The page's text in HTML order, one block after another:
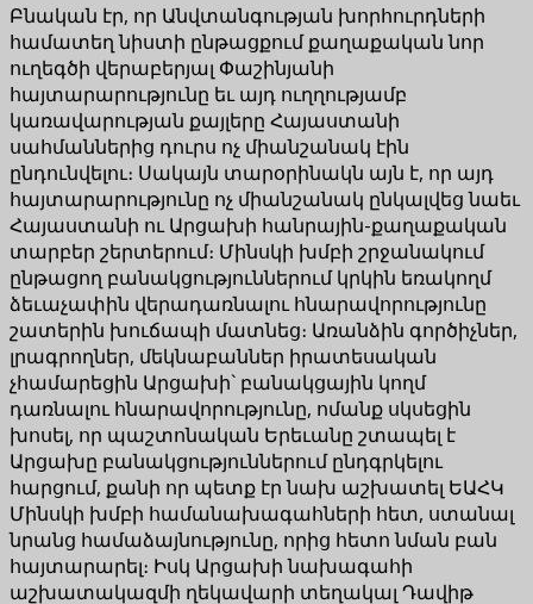
Բնական էր, որ Անվտանգության խորհուրդների
համատեղ նիստի ընթացքում քաղաքական նոր
ուղեգծի վերաբերյալ Փաշինյանի
հայտարարությունը եւ այդ ուղղությամբ
կառավարության քայլերը Հայաստանի
սահմաններից դուրս ոչ միանշանակ էին
ընդունվելու։ Սակայն տարօրինակն այն է, որ այդ
հայտարարությունը ոչ միանշանակ ընկալվեց նաեւ
Հայաստանի ու Արցախի հանրային-քաղաքական
տարբեր շերտերում։ Մինսկի խմբի շրջանակում
ընթացող բանակցություններում կրկին եռակողմ
ձեւաչափին վերադառնալու հնարավորությունը
շատերին խուճապի մատնեց։ Առանձին գործիչներ,
լրագրողներ, մեկնաբաններ իրատեսական
չհամարեցին Արցախի` բանակցային կողմ
դառնալու հնարավորությունը, ոմանք սկսեցին
խոսել, որ պաշտոնական Երեւանը շտապել է
Արցախը բանակցություններում ընդգրկելու
հարցում, քանի որ պետք էր նախ աշխատել ԵԱՀԿ
Մինսկի խմբի համանախագահների հետ, ստանալ
նրանց համաձայնությունը, որից հետո նման բան
հայտարարել։ Իսկ Արցախի նախագահի
աշխատակազմի ղեկավարի տեղակալ Դավիթ